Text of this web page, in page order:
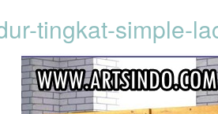
tingkat-simple-